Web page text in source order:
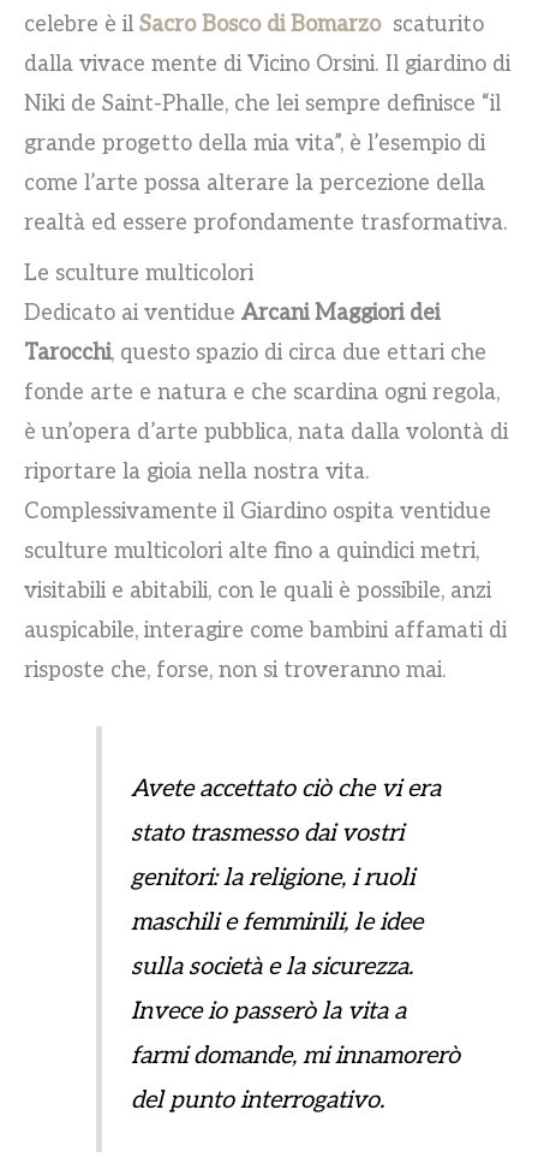
celebre è il Sacro Bosco di Bomarzoscaturito
dalla vivace mente di Vicino Orsini. Il giardino di
Niki de Saint-Phalle, che lei sempre definisce “il
grande progetto della mia vita”, è l’esempio di
come l’arte possa alterare la percezione della
realtà ed essere profondamente trasformativa.
Le sculture multicolori
Dedicato ai ventidue Arcani Maggiori dei
Tarocchi, questo spazio di circa due ettari che
fonde arte e natura e che scardina ogni regola,
è un’opera d’arte pubblica, nata dalla volontà di
riportare la gioia nella nostra vita.
Complessivamente il Giardino ospita ventidue
sculture multicolori alte fino a quindici metri,
visitabili e abitabili, con le quali è possibile, anzi
auspicabile, interagire come bambini affamati di
risposte che, forse, non si troveranno mai.
Avete accettato ciò che vi era
stato trasmesso dai vostri
genitori: la religione, i ruoli
maschili e femminili, le idee
sulla società e la sicurezza.
Invece io passerò la vita a
farmi domande, mi innamorerò
del punto interrogativo.